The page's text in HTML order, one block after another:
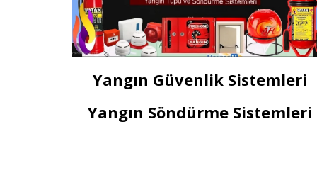
Yangın Güvenlik Sistemleri
Yangın Söndürme Sistemleri